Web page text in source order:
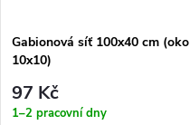
Gabionová síť 100x40 cm (oko
10x10)
97 Kč
1–2 pracovní dny